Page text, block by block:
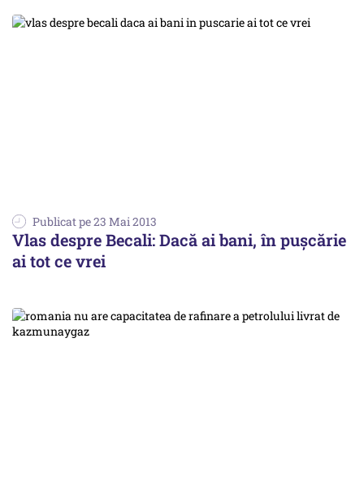
Publicat pe 23 Mai 2013
Vlas despre Becali: Dacă ai bani, în pușcărie
ai tot ce vrei